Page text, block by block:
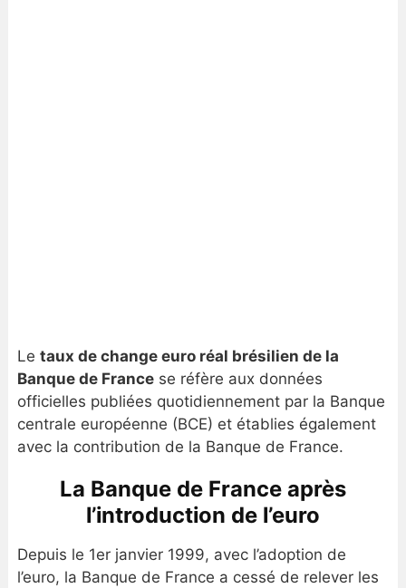
Le taux de change euro réal brésilien de la
Banque de Francese réfère aux données
officielles publiées quotidiennement par la Banque
centrale européenne (BCE) et établies également
avec la contribution de la Banque de France.
La Banque de France après
l’introduction de l’euro
Depuis le 1er janvier 1999, avec l’adoption de
l’euro, la Banque de France a cessé de relever les